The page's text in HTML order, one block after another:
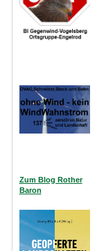
Zum Blog Rother
Baron